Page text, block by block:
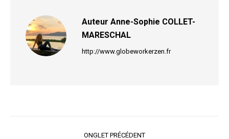
Auteur Anne-Sophie COLLET-
MARESCHAL
http://www.globeworkerzen.fr
ONGLET PRÉCÉDENT